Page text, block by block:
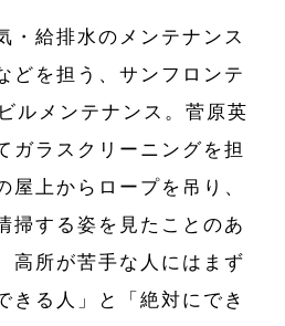
・給排水のメンテナンス
どを担う、サンフロンテ
ルメンテナンス。菅原英
ガラスクリーニングを担
屋上からロープを吊り、
掃する姿を見たことのあ
高所が苦手な人にはまず
きる人」と「絶対にでき